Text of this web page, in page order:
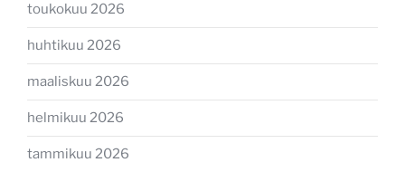
toukokuu 2026
huhtikuu 2026
maaliskuu 2026
helmikuu 2026
tammikuu 2026